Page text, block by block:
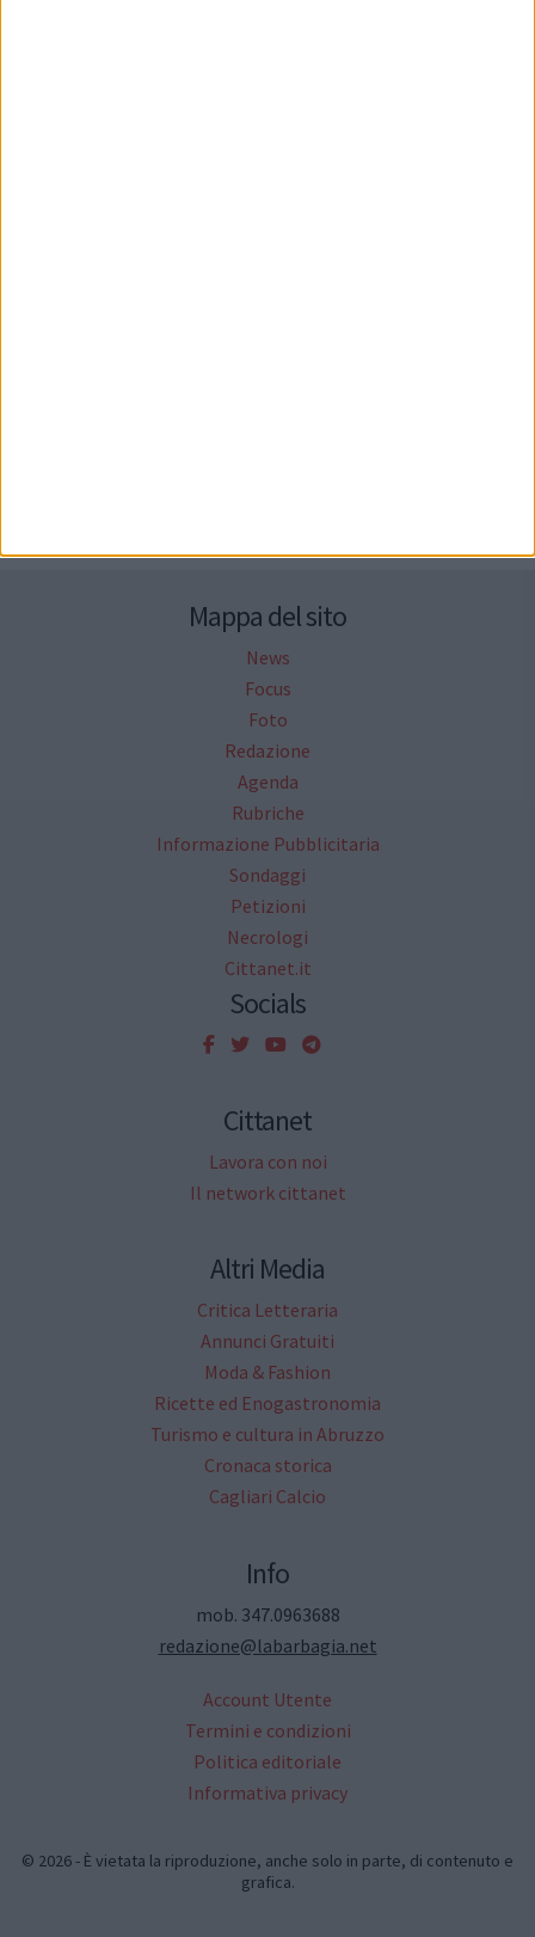
Mappa del sito
News
Focus
Foto
Redazione
Agenda
Rubriche
Informazione Pubblicitaria
Sondaggi
Petizioni
Necrologi
Cittanet.it
Socials
Cittanet
Lavora con noi
Il network cittanet
Altri Media
Critica Letteraria
Annunci Gratuiti
Moda & Fashion
Ricette ed Enogastronomia
Turismo e cultura in Abruzzo
Cronaca storica
Cagliari Calcio
Info
mob. 347.0963688
redazione@labarbagia.net
Account Utente
Termini e condizioni
Politica editoriale
Informativa privacy
© 2026 - È vietata la riproduzione, anche solo in parte, di contenuto e
grafica.